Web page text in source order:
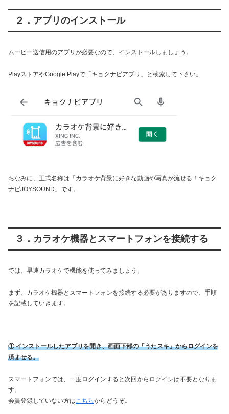
２．アプリのインストール
ムービー送信用のアプリが必要なので、インストールしましょう。
PlayストアやGoogle Playで「キョクナビアプリ」と検索して下さい。
ちなみに、正式名称は「カラオケ背景に好きな動画や写真が流せる！キョク
ナビJOYSOUND」です。
３．カラオケ機器とスマートフォンを接続する
では、早速カラオケで機能を使ってみましょう。
まず、カラオケ機器とスマートフォンを接続する必要がありますので、手順
を記載していきます。
① インストールしたアプリを開き、画面下部の「うたスキ」からログインを
済ませる。
スマートフォンでは、一度ログインすると次回からログインは不要となりま
す。
会員登録していない方はこちらからどうぞ。